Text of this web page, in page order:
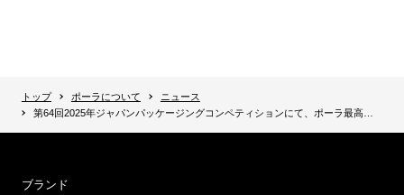
トップ ポーラについて
ニュース
第64回2025年ジャパンパッケージングコンペティションにて、ポーラ最高峰クリーム「B.A グランラグゼ O」とホテルアメニティブランド「IUGEN」がW受賞
ブランド